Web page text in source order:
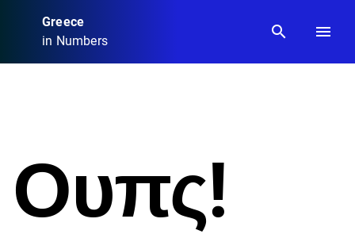
Greece
in Numbers
search menu
Ουπς!